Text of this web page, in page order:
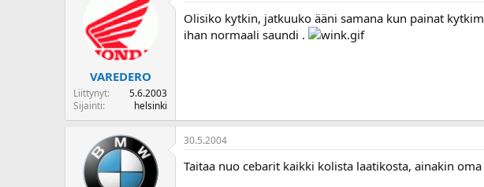
a
VAREDERO
Liittynyt
5.6.2003
Sijainti
helsinki
Olisiko kytkin, jatkuuko ääni samana kun painat
ihan normaali saundi .
30.5.2004
Taitaa nuo cebarit kaikki kolista laatikosta, ainakin